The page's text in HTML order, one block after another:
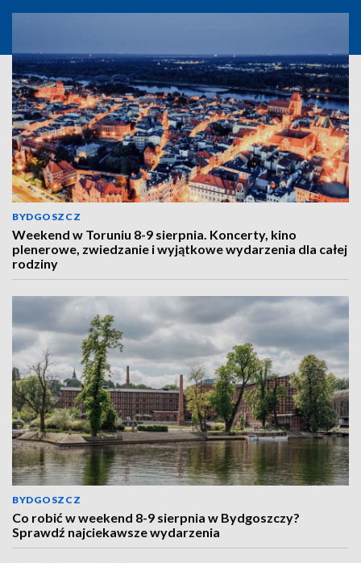
BYDGOSZCZ
Weekend w Toruniu 8-9 sierpnia. Koncerty, kino
plenerowe, zwiedzanie i wyjątkowe wydarzenia dla całej
rodziny
BYDGOSZCZ
Co robić w weekend 8-9 sierpnia w Bydgoszczy?
Sprawdź najciekawsze wydarzenia